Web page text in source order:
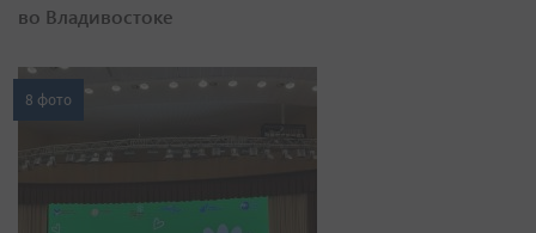
во Владивостоке
8 фото